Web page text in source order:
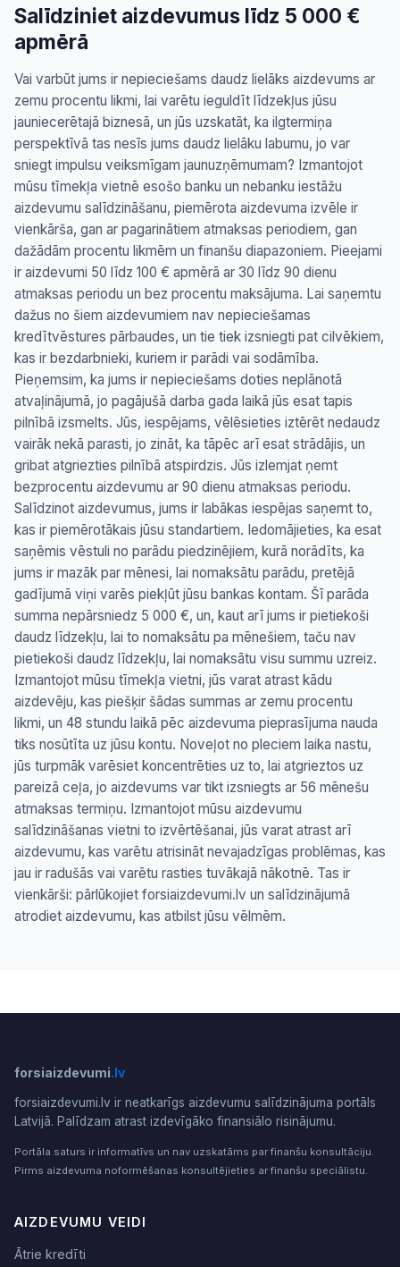
Salīdziniet aizdevumus līdz 5 000 €
apmērā
Vai varbūt jums ir nepieciešams daudz lielāks aizdevums ar
zemu procentu likmi, lai varētu ieguldīt līdzekļus jūsu
jauniecerētajā biznesā, un jūs uzskatāt, ka ilgtermiņa
perspektīvā tas nesīs jums daudz lielāku labumu, jo var
sniegt impulsu veiksmīgam jaunuzņēmumam? Izmantojot
mūsu tīmekļa vietnē esošo banku un nebanku iestāžu
aizdevumu salīdzināšanu, piemērota aizdevuma izvēle ir
vienkārša, gan ar pagarinātiem atmaksas periodiem, gan
dažādām procentu likmēm un finanšu diapazoniem. Pieejami
ir aizdevumi 50 līdz 100 € apmērā ar 30 līdz 90 dienu
atmaksas periodu un bez procentu maksājuma. Lai saņemtu
dažus no šiem aizdevumiem nav nepieciešamas
kredītvēstures pārbaudes, un tie tiek izsniegti pat cilvēkiem,
kas ir bezdarbnieki, kuriem ir parādi vai sodāmība.
Pieņemsim, ka jums ir nepieciešams doties neplānotā
atvaļinājumā, jo pagājušā darba gada laikā jūs esat tapis
pilnībā izsmelts. Jūs, iespējams, vēlēsieties iztērēt nedaudz
vairāk nekā parasti, jo zināt, ka tāpēc arī esat strādājis, un
gribat atgriezties pilnībā atspirdzis. Jūs izlemjat ņemt
bezprocentu aizdevumu ar 90 dienu atmaksas periodu.
Salīdzinot aizdevumus, jums ir labākas iespējas saņemt to,
kas ir piemērotākais jūsu standartiem. Iedomājieties, ka esat
saņēmis vēstuli no parādu piedzinējiem, kurā norādīts, ka
jums ir mazāk par mēnesi, lai nomaksātu parādu, pretējā
gadījumā viņi varēs piekļūt jūsu bankas kontam. Šī parāda
summa nepārsniedz 5 000 €, un, kaut arī jums ir pietiekoši
daudz līdzekļu, lai to nomaksātu pa mēnešiem, taču nav
pietiekoši daudz līdzekļu, lai nomaksātu visu summu uzreiz.
Izmantojot mūsu tīmekļa vietni, jūs varat atrast kādu
aizdevēju, kas piešķir šādas summas ar zemu procentu
likmi, un 48 stundu laikā pēc aizdevuma pieprasījuma nauda
tiks nosūtīta uz jūsu kontu. Noveļot no pleciem laika nastu,
jūs turpmāk varēsiet koncentrēties uz to, lai atgrieztos uz
pareizā ceļa, jo aizdevums var tikt izsniegts ar 56 mēnešu
atmaksas termiņu. Izmantojot mūsu aizdevumu
salīdzināšanas vietni to izvērtēšanai, jūs varat atrast arī
aizdevumu, kas varētu atrisināt nevajadzīgas problēmas, kas
jau ir radušās vai varētu rasties tuvākajā nākotnē. Tas ir
vienkārši: pārlūkojiet forsiaizdevumi.lv un salīdzinājumā
atrodiet aizdevumu, kas atbilst jūsu vēlmēm.
forsiaizdevumi.lv
forsiaizdevumi.lv ir neatkarīgs aizdevumu salīdzinājuma portāls
Latvijā. Palīdzam atrast izdevīgāko finansiālo risinājumu.
Portāla saturs ir informatīvs un nav uzskatāms par finanšu konsultāciju.
Pirms aizdevuma noformēšanas konsultējieties ar finanšu speciālistu.
AIZDEVUMU VEIDI
Ātrie kredīti